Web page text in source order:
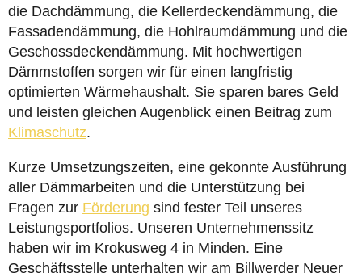
die Dachdämmung, die Kellerdeckendämmung, die
Fassadendämmung, die Hohlraumdämmung und die
Geschossdeckendämmung. Mit hochwertigen
Dämmstoffen sorgen wir für einen langfristig
optimierten Wärmehaushalt. Sie sparen bares Geld
und leisten gleichen Augenblick einen Beitrag zum
Klimaschutz.
Kurze Umsetzungszeiten, eine gekonnte Ausführung
aller Dämmarbeiten und die Unterstützung bei
Fragen zur Förderung sind fester Teil unseres
Leistungsportfolios. Unseren Unternehmenssitz
haben wir im Krokusweg 4 in Minden. Eine
Geschäftsstelle unterhalten wir am Billwerder Neuer